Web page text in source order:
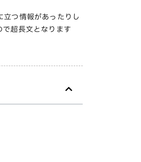
つ情報があったりし
超長文となります